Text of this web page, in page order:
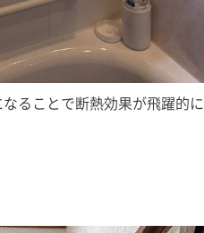
ることで断熱効果が飛躍的